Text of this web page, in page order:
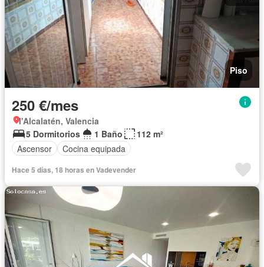
Piso
250 €/mes
l'Alcalatén, Valencia
5 Dormitorios
1 Baño
112 m²
Ascensor
Cocina equipada
Hace 5 días, 18 horas en Vadevender